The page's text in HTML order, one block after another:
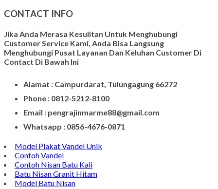
CONTACT INFO
Jika Anda Merasa Kesulitan Untuk Menghubungi
Customer Service Kami, Anda Bisa Langsung
Menghubungi Pusat Layanan Dan Keluhan Customer Di
Contact Di Bawah Ini
Alamat : Campurdarat, Tulungagung 66272
Phone : 0812-5212-8100
Email : pengrajinmarme88@gmail.com
Whatsapp : 0856-4676-0871
Model Plakat Vandel Unik
Contoh Vandel
Contoh Nisan Batu Kali
Batu Nisan Granit Hitam
Model Batu Nisan